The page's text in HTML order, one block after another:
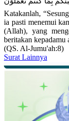
Katakanlah,
ia pasti menemui
(Allah), yang
beritakan kepadamu
(QS. Al-Jumu'ah:8)
Surat Lainnya